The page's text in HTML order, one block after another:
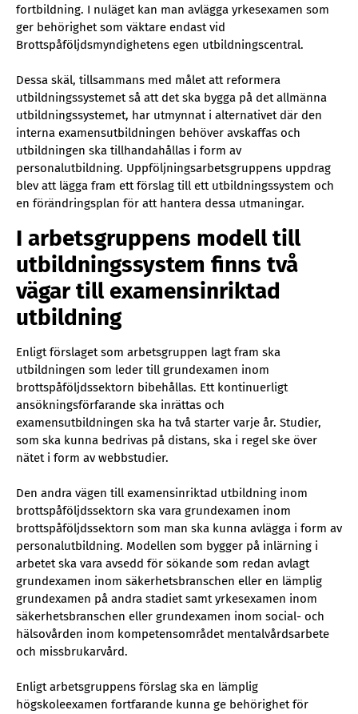
fortbildning. I nuläget kan man avlägga yrkesexamen som
ger behörighet som väktare endast vid
Brottspåföljdsmyndighetens egen utbildningscentral.
Dessa skäl, tillsammans med målet att reformera
utbildningssystemet så att det ska bygga på det allmänna
utbildningssystemet, har utmynnat i alternativet där den
interna examensutbildningen behöver avskaffas och
utbildningen ska tillhandahållas i form av
personalutbildning. Uppföljningsarbetsgruppens uppdrag
blev att lägga fram ett förslag till ett utbildningssystem och
en förändringsplan för att hantera dessa utmaningar.
I arbetsgruppens modell till
utbildningssystem finns två
vägar till examensinriktad
utbildning
Enligt förslaget som arbetsgruppen lagt fram ska
utbildningen som leder till grundexamen inom
brottspåföljdssektorn bibehållas. Ett kontinuerligt
ansökningsförfarande ska inrättas och
examensutbildningen ska ha två starter varje år. Studier,
som ska kunna bedrivas på distans, ska i regel ske över
nätet i form av webbstudier.
Den andra vägen till examensinriktad utbildning inom
brottspåföljdssektorn ska vara grundexamen inom
brottspåföljdssektorn som man ska kunna avlägga i form av
personalutbildning. Modellen som bygger på inlärning i
arbetet ska vara avsedd för sökande som redan avlagt
grundexamen inom säkerhetsbranschen eller en lämplig
grundexamen på andra stadiet samt yrkesexamen inom
säkerhetsbranschen eller grundexamen inom social- och
hälsovården inom kompetensområdet mentalvårdsarbete
och missbrukarvård.
Enligt arbetsgruppens förslag ska en lämplig
högskoleexamen fortfarande kunna ge behörighet för